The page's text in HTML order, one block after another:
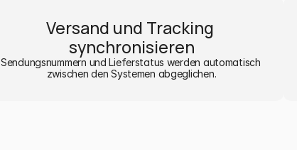
Versand und Tracking
synchronisieren
Sendungsnummern und Lieferstatus werden automatisch
zwischen den Systemen abgeglichen.